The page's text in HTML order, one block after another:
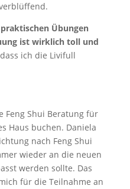
Übungen
ist wirklich toll und
ich die Livifull
Feng Shui Beratung für
Haus buchen. Daniela
nach Feng Shui
wieder an die neuen
werden sollte. Das
für die Teilnahme an